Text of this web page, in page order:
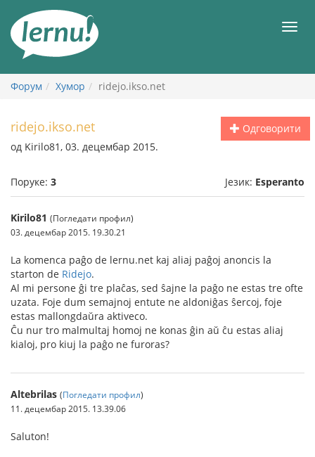
садржају
Форум Хумор ridejo.ikso.net
Одговорити
ridejo.ikso.net
од Kirilo81, 03. децембар 2015.
Поруке: 3 Језик: Esperanto
Kirilo81 (Погледати профил)
03. децембар 2015. 19.30.21
La komenca paĝo de lernu.net kaj aliaj paĝoj anoncis la
starton de Ridejo.
Al mi persone ĝi tre plaĉas, sed ŝajne la paĝo ne estas tre ofte
uzata. Foje dum semajnoj entute ne aldoniĝas ŝercoj, foje
estas mallongdaŭra aktiveco.
Ĉu nur tro malmultaj homoj ne konas ĝin aŭ ĉu estas aliaj
kialoj, pro kiuj la paĝo ne furoras?
Altebrilas (Погледати профил)
11. децембар 2015. 13.39.06
Saluton!